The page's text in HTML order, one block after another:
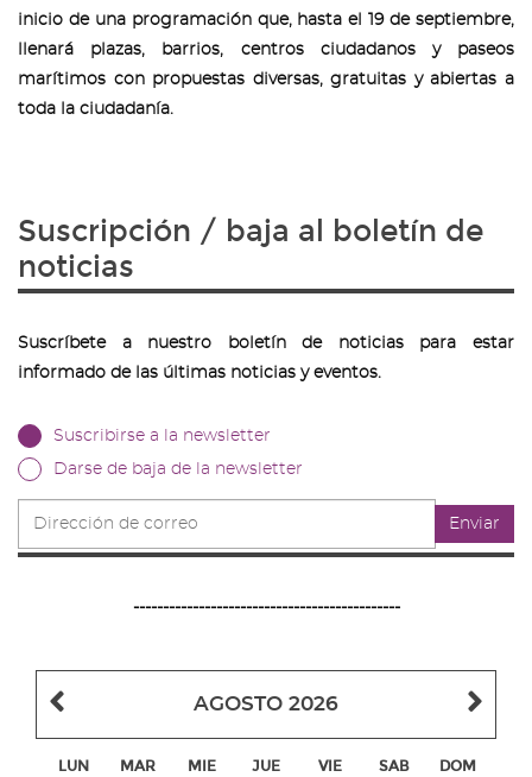
inicio de una programación que, hasta el 19 de septiembre,
llenará plazas, barrios, centros ciudadanos y paseos
marítimos con propuestas diversas, gratuitas y abiertas a
toda la ciudadanía.
Suscripción / baja al boletín de
noticias
Suscríbete a nuestro boletín de noticias para estar
informado de las últimas noticias y eventos.
Suscribirse a la newsletter
Darse de baja de la newsletter
de
correo
Enviar
---------------------------------------------
Mes
anterior
Mes
AGOSTO 2026
LUN MAR MIE JUE VIE SAB DOM